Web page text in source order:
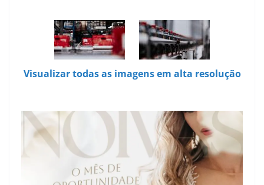
Visualizar todas as imagens em alta resolução